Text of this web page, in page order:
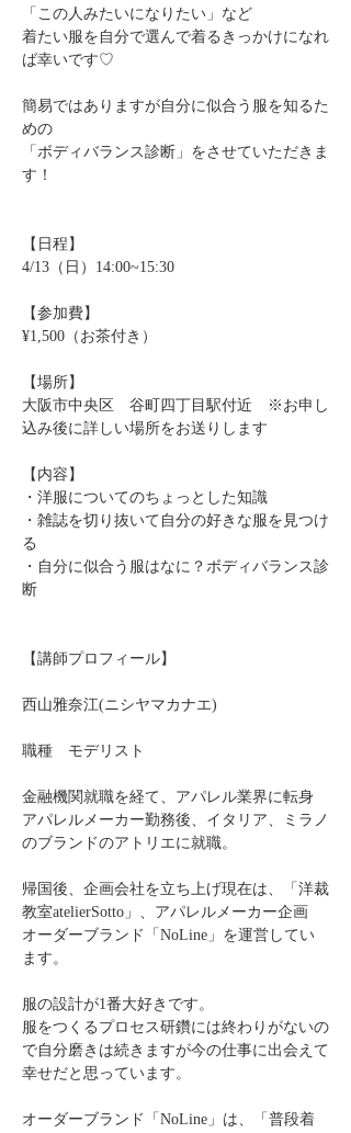
「この人みたいになりたい」など
着たい服を自分で選んで着るきっかけになれ
ば幸いです♡
簡易ではありますが自分に似合う服を知るた
めの
「ボディバランス診断」をさせていただきま
す！
【日程】
4/13（日）14:00~15:30
【参加費】
¥1,500（お茶付き）
【場所】
大阪市中央区　谷町四丁目駅付近　※お申し
込み後に詳しい場所をお送りします
【内容】
・洋服についてのちょっとした知識
・雑誌を切り抜いて自分の好きな服を見つけ
る
・自分に似合う服はなに？ボディバランス診
断
【講師プロフィール】
西山雅奈江(ニシヤマカナエ)
職種　モデリスト
金融機関就職を経て、アパレル業界に転身
アパレルメーカー勤務後、イタリア、ミラノ
のブランドのアトリエに就職。
帰国後、企画会社を立ち上げ現在は、「洋裁
教室atelierSotto」、アパレルメーカー企画
オーダーブランド「NoLine」を運営してい
ます。
服の設計が1番大好きです。
服をつくるプロセス研鑽には終わりがないの
で自分磨きは続きますが今の仕事に出会えて
幸せだと思っています。
オーダーブランド「NoLine」は、「普段着